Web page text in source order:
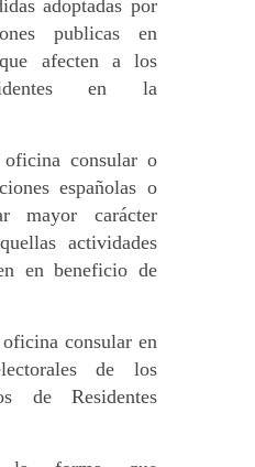
adoptadas por
publicas en
afecten a los
en la
consular o
españolas o
mayor carácter
actividades
en beneficio de
consular en
de los
de Residentes